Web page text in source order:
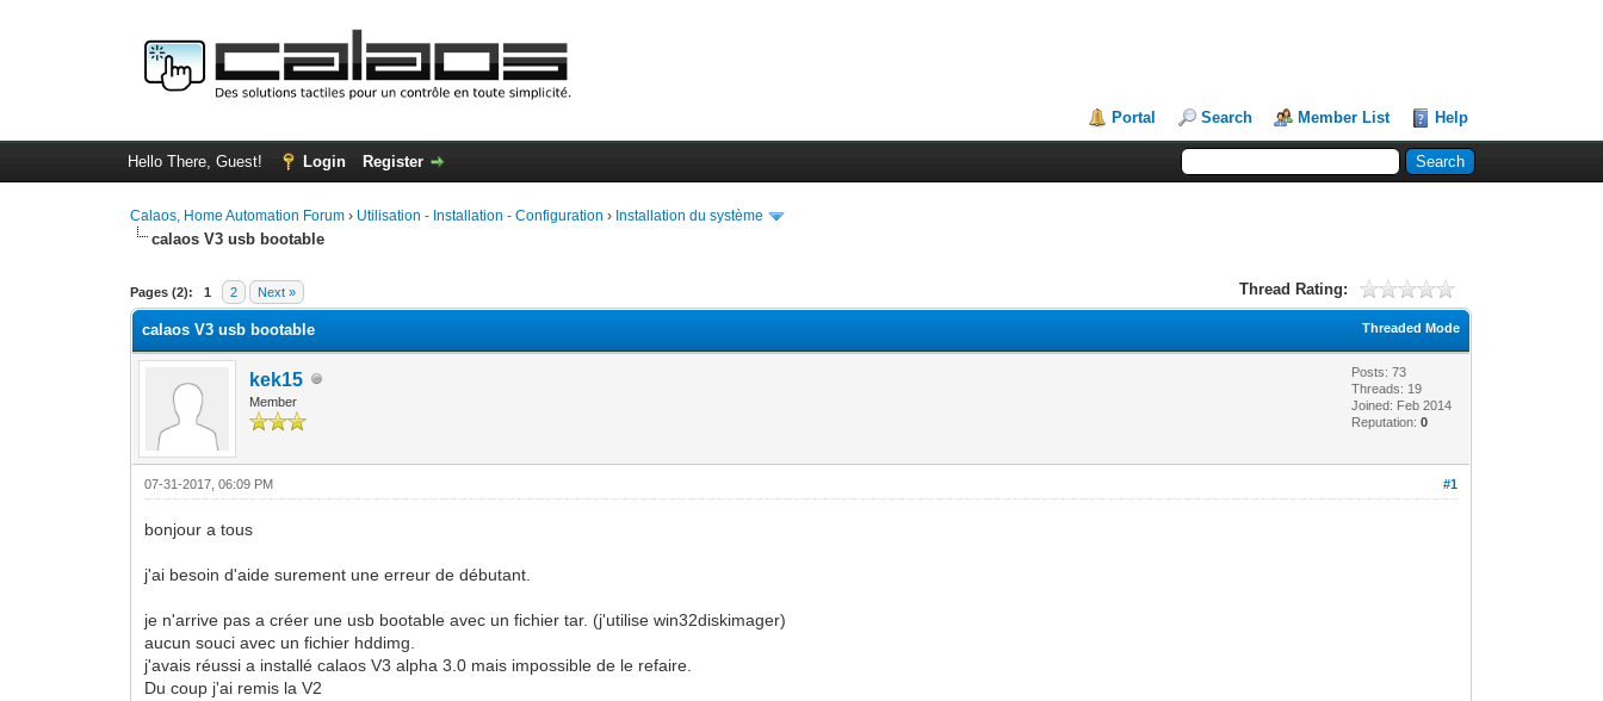
Portal Search Member List Help
Hello There, Guest! Login Register
Calaos, Home Automation Forum › Utilisation - Installation - Configuration › Installation du système
calaos V3 usb bootable
Pages (2): 1 2 Next » Thread Rating:
0 Vote(s) - 0 Average
1
2
3
4
5
Threaded Mode
calaos V3 usb bootable
kek15
Member
Posts: 73
Threads: 19
Joined: Feb 2014
Reputation:0
#1
07-31-2017, 06:09 PM
bonjour a tous
j'ai besoin d'aide surement une erreur de débutant.
je n'arrive pas a créer une usb bootable avec un fichier tar. (j'utilise win32diskimager)
aucun souci avec un fichier hddimg.
j'avais réussi a installé calaos V3 alpha 3.0 mais impossible de le refaire.
Du coup j'ai remis la V2